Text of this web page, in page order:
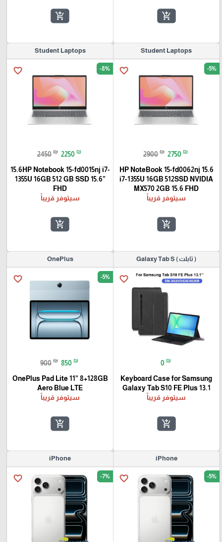
add_shopping_cart
add_shopping_cart
Student Laptops
favorite_border -5%
2900 ₪ 2750 ₪
HP NoteBook 15-fd0062nj 15.6
i7-1355U 16GB 512SSD NVIDIA
MX570 2GB 15.6 FHD
سيتوفر قريباً
add_shopping_cart
Student Laptops
favorite_border -8%
2450 ₪ 2250 ₪
15.6HP Notebook 15-fd0015nj i7-
1355U 16GB 512 GB SSD 15.6”
FHD
سيتوفر قريباً
add_shopping_cart
( تابلت ) Galaxy Tab S
favorite_border
0 ₪
Keyboard Case for Samsung
Galaxy Tab S10 FE Plus 13.1
سيتوفر قريباً
add_shopping_cart
OnePlus
favorite_border -5%
900 ₪ 850 ₪
OnePlus Pad Lite 11” 8+128GB
Aero Blue LTE
سيتوفر قريباً
add_shopping_cart
iPhone
favorite_border -5%
iPhone
favorite_border -7%